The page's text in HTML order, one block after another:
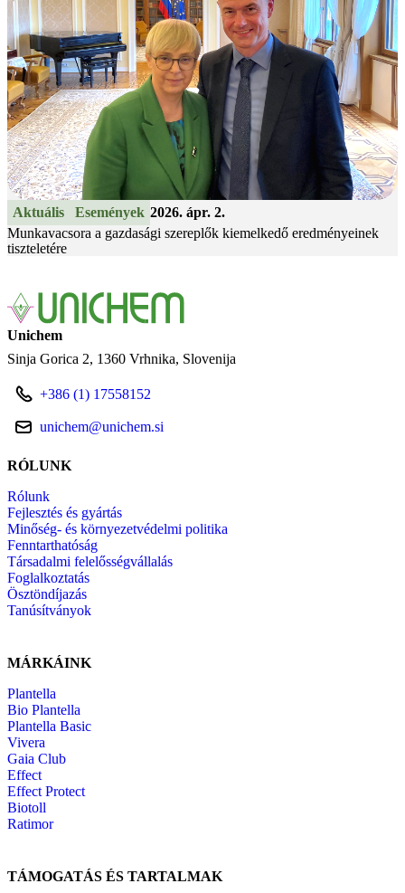
Aktuális Események 2026. ápr. 2.
Munkavacsora a gazdasági szereplők kiemelkedő eredményeinek
tiszteletére
Unichem
Sinja Gorica 2 1360 Vrhnika Slovenija
+386 (1) 17558152
unichem@unichem.si
RÓLUNK
Rólunk
Fejlesztés és gyártás
Minőség- és környezetvédelmi politika
Fenntarthatóság
Társadalmi felelősségvállalás
Foglalkoztatás
Ösztöndíjazás
Tanúsítványok
MÁRKÁINK
Plantella
Bio Plantella
Plantella Basic
Vivera
Gaia Club
Effect
Effect Protect
Biotoll
Ratimor
TÁMOGATÁS ÉS TARTALMAK